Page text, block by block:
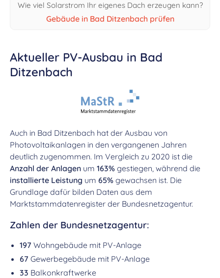
Wie viel Solarstrom Ihr eigenes Dach erzeugen kann?
Gebäude in Bad Ditzenbach prüfen
Aktueller PV-Ausbau in Bad
Ditzenbach
Auch in Bad Ditzenbach hat der Ausbau von
Photovoltaikanlagen in den vergangenen Jahren
deutlich zugenommen. Im Vergleich zu 2020 ist die
Anzahl der Anlagen um 163% gestiegen, während die
installierte Leistung um 65% gewachsen ist. Die
Grundlage dafür bilden Daten aus dem
Marktstammdatenregister der Bundesnetzagentur.
Zahlen der Bundesnetzagentur:
197 Wohngebäude mit PV-Anlage
67 Gewerbegebäude mit PV-Anlage
33 Balkonkraftwerke